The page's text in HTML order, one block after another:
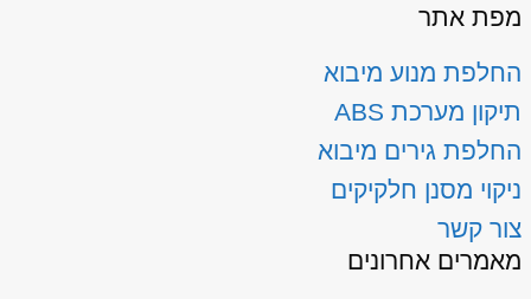
מפת אתר
החלפת מנוע מיבוא
תיקון מערכת ABS
החלפת גירים מיבוא
ניקוי מסנן חלקיקים
צור קשר
מאמרים אחרונים